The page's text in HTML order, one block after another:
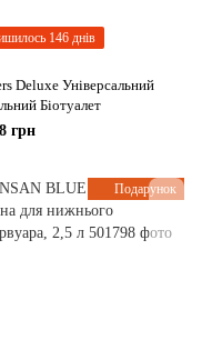
146 днів
Deluxe Універсальний
Біотуалет
грн
Подарунок